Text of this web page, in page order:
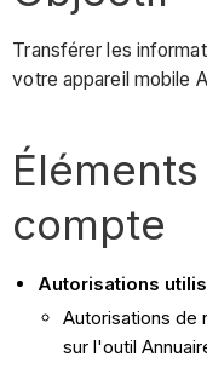
Transférer les
votre appareil mobile
compte
Autorisations
Autorisations de
sur l'outil